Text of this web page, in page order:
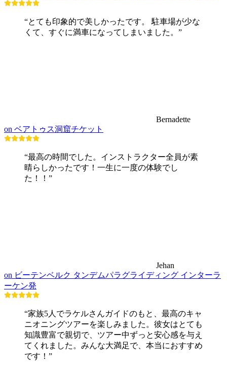
“とても印象的で美しかったです。 駐車場が少な
くて、すぐに満車になってしまいました。”
Bernadette
on ベアトゥス洞窟チケット
“最高の時間でした。インストラクター全員が素
晴らしかったです！一生に一度の体験でし
た！！”
Jehan
on ビーテンベルク タンデムパラグライディング インターラ
ーケン発
“家族5人でラケルさんガイドのもと、最高のキャ
ニオニングツアーを楽しみました。彼女はとても
知識豊富で親切で、ツアー中ずっと安心感を与え
てくれました。みんな大満足で、本当におすすめ
です！”